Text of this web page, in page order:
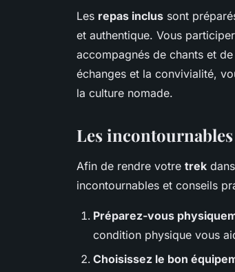
Les repas inclus sont
et authentique. Vous
accompagnés de chants et
échanges et la convivialité,
la culture nomade.
Les
Afin de rendre votre trek
incontournables et conseils
Préparez-vous
condition physique vous
Choisissez le bon